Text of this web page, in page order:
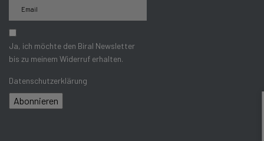
Ja, ich möchte den Biral Newsletter
bis zu meinem Widerruf erhalten.
Datenschutzerklärung
Abonnieren